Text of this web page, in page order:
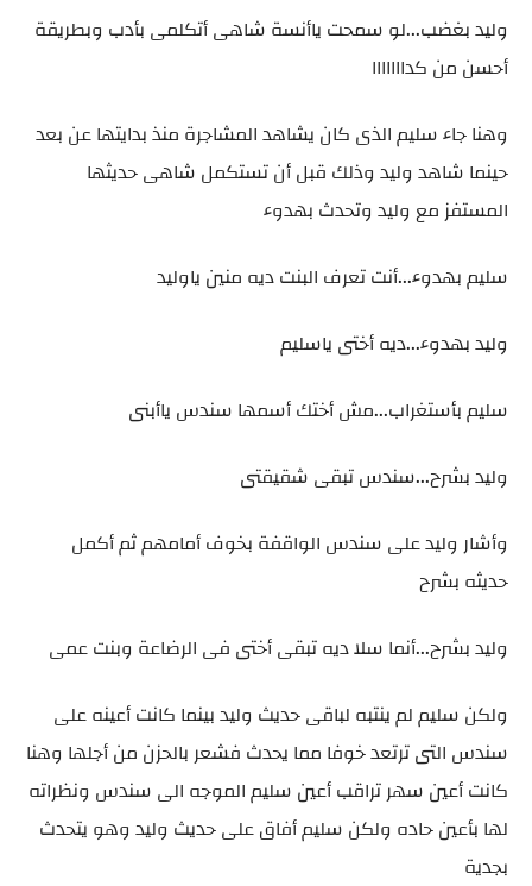
وليد بغضب...لو سمحت ياأنسة شاهى أتكلمى بأدب وبطريقة
أحسن من كدااااااا
وهنا جاء سليم الذى كان يشاهد المشاجرة منذ بدايتها عن بعد
حينما شاهد وليد وذلك قبل أن تستكمل شاهى حديثها
المستفز مع وليد وتحدث بهدوء
سليم بهدوء...أنت تعرف البنت ديه منين ياوليد
وليد بهدوء...ديه أختى ياسليم
سليم بأستغراب...مش أختك أسمها سندس ياأبنى
وليد بشرح...سندس تبقى شقيقتى
وأشار وليد على سندس الواقفة بخوف أمامهم ثم أكمل
حديثه بشرح
وليد بشرح...أنما سلا ديه تبقى أختى فى الرضاعة وبنت عمى
ولكن سليم لم ينتبه لباقى حديث وليد بينما كانت أعينه على
سندس التى ترتعد خوفا مما يحدث فشعر بالحزن من أجلها وهنا
كانت أعين سهر تراقب أعين سليم الموجه الى سندس ونظراته
لها بأعين حاده ولكن سليم أفاق على حديث وليد وهو يتحدث
بجدية